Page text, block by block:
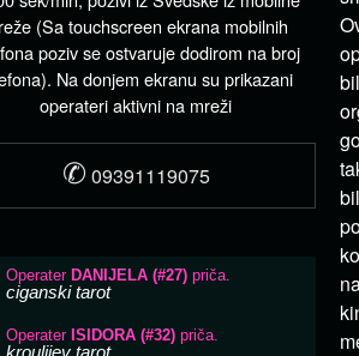
(Sa touchscreen ekrana mobilnih
poziv se ostvaruje dodirom na broj
Na donjem ekranu su prikazani
operateri aktivni na mreži
✆ 09391119075